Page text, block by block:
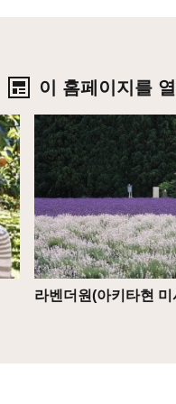
이 홈페이지를
라벤더원(아키타현
상세